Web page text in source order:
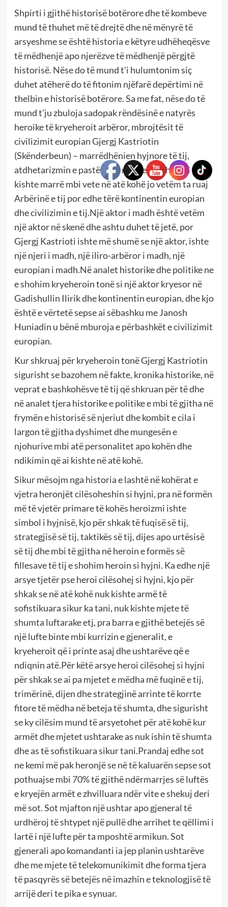
Shpirti i gjithë historisë botërore dhe të kombeve
mund të thuhet më të drejtë dhe në mënyrë të
arsyeshme se është historia e këtyre udhëheqësve
të mëdhenjë apo njerëzve të mëdhenjë përgjtë
historisë. Nëse do të mund t’i hulumtonim siç
duhet atëherë do të fitonim njëfarë depërtimi në
thelbin e historisë botërore. Sa me fat, nëse do të
mund t’ju zbuloja sadopak rëndësinë e natyrës
heroike të kryeheroit arbëror, mbrojtësit të
civilizimit europian Gjergj Kastriotin
(Skënderbeun) – marrëdhënien hyjnore të tij,
atdhetarizmin e pastër dhe rolin e madh që ai
kishte marrë mbi vete në atë kohë jo vetëm ta ruaj
Arbërinë e tij por edhe tërë kontinentin europian
dhe civilizimin e tij.Një aktor i madh është vetëm
një aktor në skenë dhe ashtu duhet të jetë, por
Gjergj Kastrioti ishte më shumë se një aktor, ishte
një njeri i madh, një iliro-arbëror i madh, një
europian i madh.Në analet historike dhe politike ne
e shohim kryeheroin tonë si një aktor kryesor në
Gadishullin Ilirik dhe kontinentin europian, dhe kjo
është e vërtetë sepse ai sëbashku me Janosh
Huniadin u bënë mburoja e përbashkët e civilizimit
europian.
Kur shkruaj për kryeheroin tonë Gjergj Kastriotin
sigurisht se bazohem në fakte, kronika historike, në
veprat e bashkohësve të tij që shkruan për të dhe
në analet tjera historike e politike e mbi të gjitha në
frymën e historisë së njeriut dhe kombit e cila i
largon të gjitha dyshimet dhe mungesën e
njohurive mbi atë personalitet apo kohën dhe
ndikimin që ai kishte në atë kohë.
Sikur mësojm nga historia e lashtë në kohërat e
vjetra heronjët cilësoheshin si hyjni, pra në formën
më të vjetër primare të kohës heroizmi ishte
simbol i hyjnisë, kjo për shkak të fuqisë së tij,
strategjisë së tij, taktikës së tij, dijes apo urtësisë
së tij dhe mbi të gjitha në heroin e formës së
fillesave të tij e shohim heroin si hyjni. Ka edhe një
arsye tjetër pse heroi cilësohej si hyjni, kjo për
shkak se në atë kohë nuk kishte armë të
sofistikuara sikur ka tani, nuk kishte mjete të
shumta luftarake etj, pra barra e gjithë betejës së
një lufte binte mbi kurrizin e gjeneralit, e
kryeheroit që i printe asaj dhe ushtarëve që e
ndiqnin atë.Për këtë arsye heroi cilësohej si hyjni
për shkak se ai pa mjetet e mëdha më fuqinë e tij,
trimërinë, dijen dhe strategjinë arrinte të korrte
fitore të mëdha në beteja të shumta, dhe sigurisht
se ky cilësim mund të arsyetohet për atë kohë kur
armët dhe mjetet ushtarake as nuk ishin të shumta
dhe as të sofistikuara sikur tani.Prandaj edhe sot
ne kemi më pak heronjë se në të kaluarën sepse sot
pothuajse mbi 70% të gjithë ndërmarrjes së luftës
e kryejën armët e zhvilluara ndër vite e shekuj deri
më sot. Sot mjafton një ushtar apo gjeneral të
urdhëroj të shtypet një pullë dhe arrihet te qëllimi i
lartë i një lufte për ta mposhtë armikun. Sot
gjenerali apo komandanti ia jep planin ushtarëve
dhe me mjete të telekomunikimit dhe forma tjera
të pasqyrës së betejës në imazhin e teknologjisë të
arrijë deri te pika e synuar.